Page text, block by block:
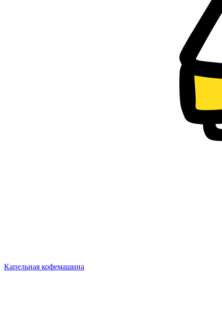
Капельная кофемашина